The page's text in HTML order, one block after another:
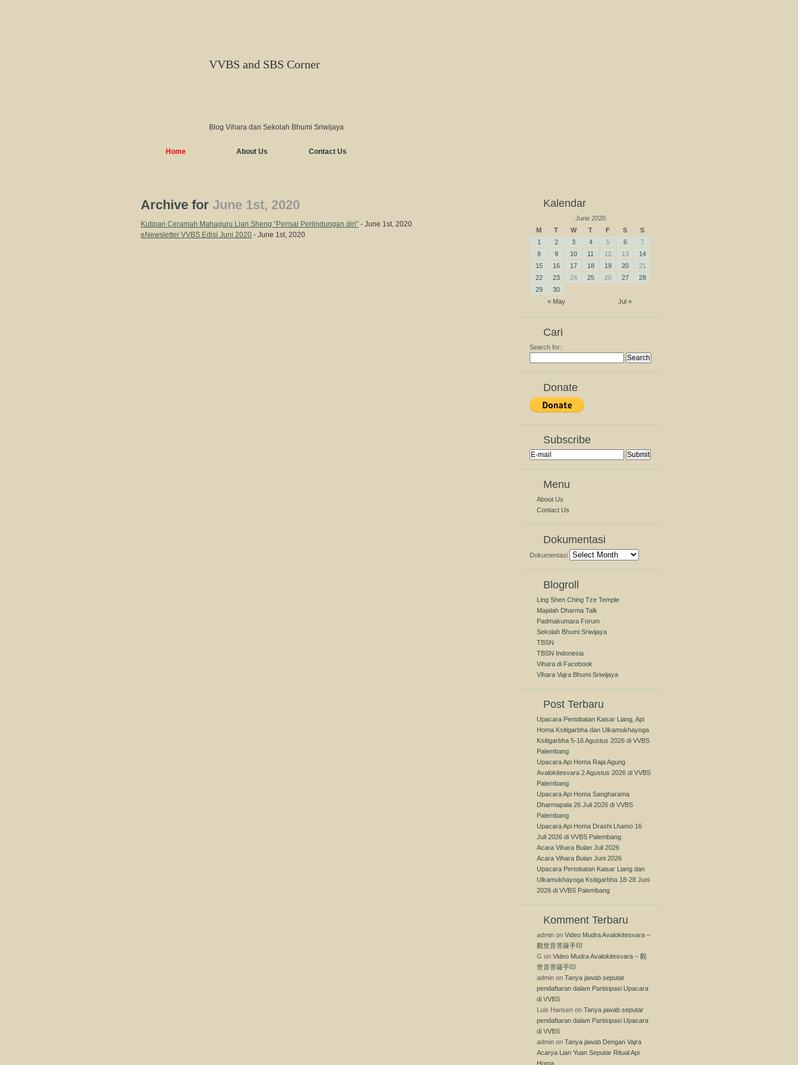
VVBS and SBS Corner
Blog Vihara dan Sekolah Bhumi Sriwijaya
Home About Us Contact Us
Archive for June 1st, 2020
Kutipan Ceramah Mahaguru Lian Sheng “Perisai Perlindungan diri” - June 1st, 2020
eNewsletter VVBS Edisi Juni 2020 - June 1st, 2020
Kalendar
June 2020
M
T W T F S S
« May Jul »
1 2 3 4 5 6
7
8
9 10 11 12 13
14
15
16 17 18 19 20
21
22
23 24 25 26 27
28
29
30
Cari
Search for:
Donate
Subscribe
Menu
About Us
Contact Us
Dokumentasi
Dokumentasi
Blogroll
Ling Shen Ching Tze Temple
Majalah Dharma Talk
Padmakumara Forum
Sekolah Bhumi Sriwijaya
TBSN
TBSN Indonesia
Vihara di Facebook
Vihara Vajra Bhumi Sriwijaya
Post Terbaru
Upacara Pertobatan Kaisar Liang, Api
Homa Ksitigarbha dan Ulkamukhayoga
Ksitigarbha 5-16 Agustus 2026 di VVBS
Palembang
Upacara Api Homa Raja Agung
Avalokitesvara 2 Agustus 2026 di VVBS
Palembang
Upacara Api Homa Sangharama
Dharmapala 26 Juli 2026 di VVBS
Palembang
Upacara Api Homa Drashi Lhamo 16
Juli 2026 di VVBS Palembang
Acara Vihara Bulan Juli 2026
Acara Vihara Bulan Juni 2026
Upacara Pertobatan Kaisar Liang dan
Ulkamukhayoga Ksitigarbha 18-28 Juni
2026 di VVBS Palembang
Komment Terbaru
admin on Video Mudra Avalokitesvara –
觀世音菩薩手印
G on Video Mudra Avalokitesvara – 觀
世音菩薩手印
admin on Tanya jawab seputar
pendaftaran dalam Partisipasi Upacara
di VVBS
Luis Hansen on Tanya jawab seputar
pendaftaran dalam Partisipasi Upacara
di VVBS
admin on Tanya jawab Dengan Vajra
Acarya Lian Yuan Seputar Ritual Api
Homa